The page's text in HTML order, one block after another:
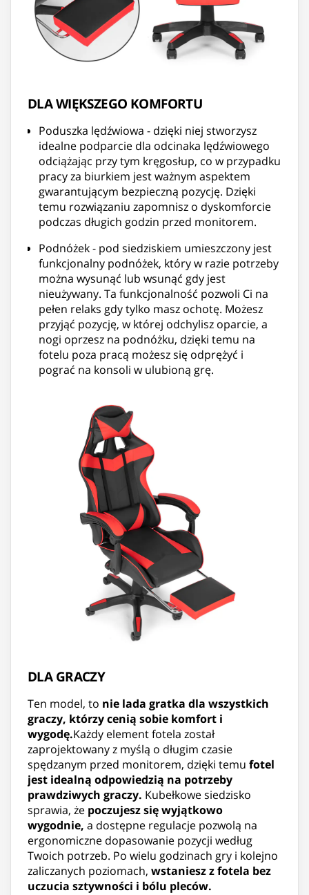
DLA WIĘKSZEGO KOMFORTU
Poduszka lędźwiowa - dzięki niej stworzysz
idealne podparcie dla odcinaka lędźwiowego
odciążając przy tym kręgosłup, co w przypadku
pracy za biurkiem jest ważnym aspektem
gwarantującym bezpieczną pozycję. Dzięki
temu rozwiązaniu zapomnisz o dyskomforcie
podczas długich godzin przed monitorem.
Podnóżek - pod siedziskiem umieszczony jest
funkcjonalny podnóżek, który w razie potrzeby
można wysunąć lub wsunąć gdy jest
nieużywany. Ta funkcjonalność pozwoli Ci na
pełen relaks gdy tylko masz ochotę. Możesz
przyjąć pozycję, w której odchylisz oparcie, a
nogi oprzesz na podnóżku, dzięki temu na
fotelu poza pracą możesz się odprężyć i
pograć na konsoli w ulubioną grę.
DLA GRACZY
Ten model, to nie lada gratka dla wszystkich
graczy, którzy cenią sobie komfort i
wygodę.Każdy element fotela został
zaprojektowany z myślą o długim czasie
spędzanym przed monitorem, dzięki temu fotel
jest idealną odpowiedzią na potrzeby
prawdziwych graczy. Kubełkowe siedzisko
sprawia, że poczujesz się wyjątkowo
wygodnie, a dostępne regulacje pozwolą na
ergonomiczne dopasowanie pozycji według
Twoich potrzeb. Po wielu godzinach gry i kolejno
zaliczanych poziomach, wstaniesz z fotela bez
uczucia sztywności i bólu pleców.